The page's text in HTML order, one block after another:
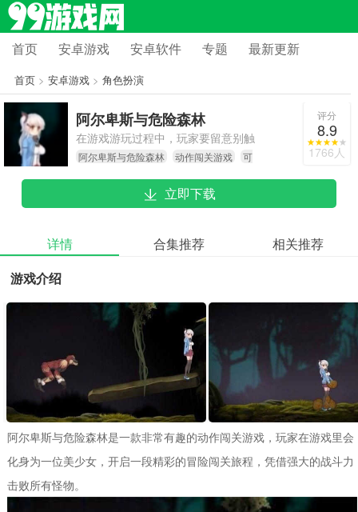
首页 安卓游戏 安卓软件 专题 最新更新
首页> 安卓游戏> 角色扮演
阿尔卑斯与危险森林
在游戏游玩过程中，玩家要留意别触
发死亡CG，毕竟一旦触发就会直接导
致角色死亡。另外，部分机关和操作
得把握特定的时机、按照特定的顺序
阿尔卑斯与危险森林 动作闯关游戏
可
评分
8.9
1766人
立即下载
详情 合集推荐
相关推荐
游戏介绍
阿尔卑斯与危险森林是一款非常有趣的动作闯关游戏，玩家在游戏里会
化身为一位美少女，开启一段精彩的冒险闯关旅程，凭借强大的战斗力
击败所有怪物。